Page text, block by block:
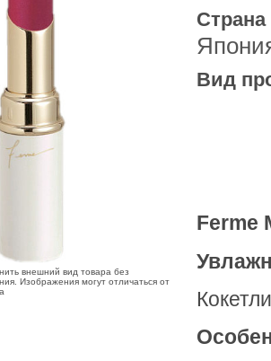
внешний вид товара без
Изображения могут отличаться от
Вид
Ferme